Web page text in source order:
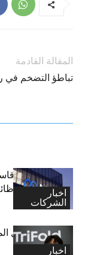
المقالة القادمة
تباطؤ التضخم في
اخبار
الشركات
“ميتا”: قرارات
وتجميد آلاف
اخبار
سامسونغ تشعل
ثلاثي الطي